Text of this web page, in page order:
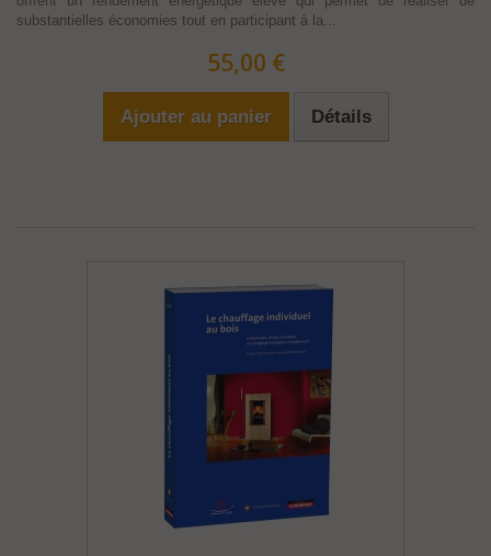
substantielles économies tout en participant à la...
55,00 €
Ajouter au panier Détails